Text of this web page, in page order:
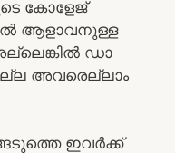
കോളേജ്
ആളാവനുള്ള
ഡാ
അവരെല്ലാം
ഇവർക്ക്